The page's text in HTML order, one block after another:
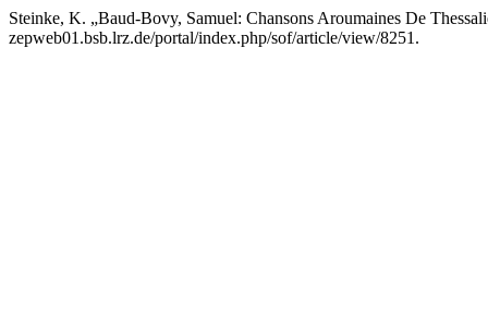
Steinke, K. „Baud-Bovy, Samuel: Chansons Aroumaines De
zepweb01.bsb.lrz.de/portal/index.php/sof/article/view/8251.